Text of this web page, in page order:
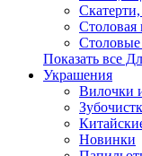
Столовая
Показать все
Украшения
Вилочки
Новинки